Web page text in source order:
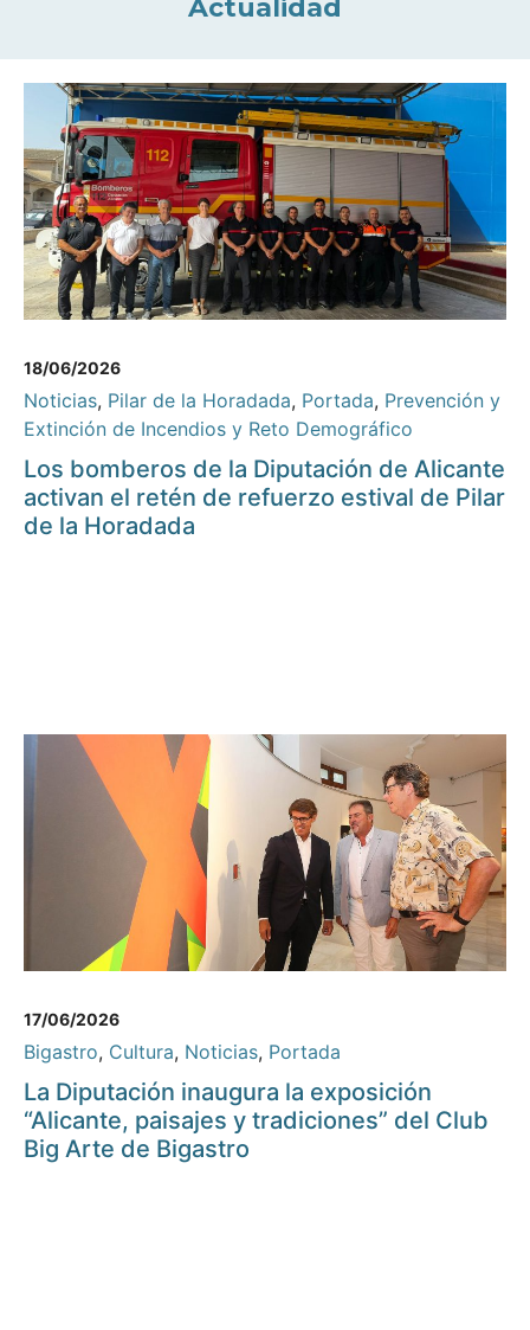
Actualidad
18/06/2026
Noticias, Pilar de la Horadada, Portada, Prevención y
Extinción de Incendios y Reto Demográfico
Los bomberos de la Diputación de Alicante
activan el retén de refuerzo estival de Pilar
de la Horadada
17/06/2026
Bigastro, Cultura, Noticias, Portada
La Diputación inaugura la exposición
“Alicante, paisajes y tradiciones” del Club
Big Arte de Bigastro